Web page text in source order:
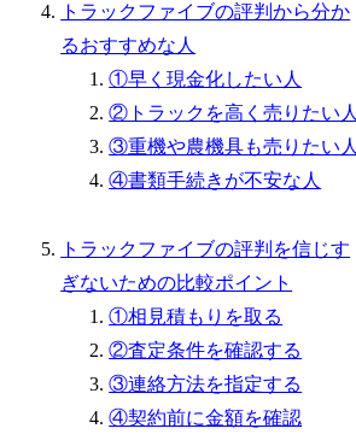
トラックファイブの評判から分か
るおすすめな人
①早く現金化したい人
②トラックを高く売りたい人
③重機や農機具も売りたい人
④書類手続きが不安な人
トラックファイブの評判を信じす
ぎないための比較ポイント
①相見積もりを取る
②査定条件を確認する
③連絡方法を指定する
④契約前に金額を確認